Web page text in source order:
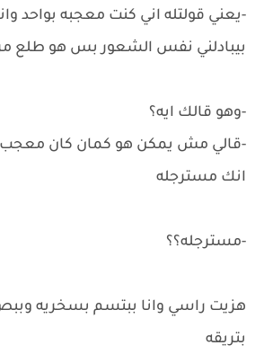
-يعني قولتله اني كنت معجبه بواحد
بيبادلني نفس الشعور بس هو طلع
-وهو قالك ايه؟
-قالي مش يمكن هو كمان كان
انك مسترجله
-مسترجله؟؟
هزيت راسي وانا ببتسم بسخريه
بتريقه